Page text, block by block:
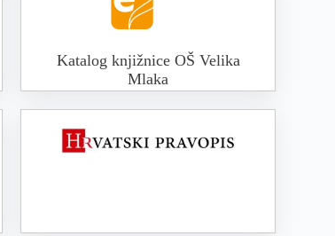
Katalog knjižnice OŠ Velika
Mlaka